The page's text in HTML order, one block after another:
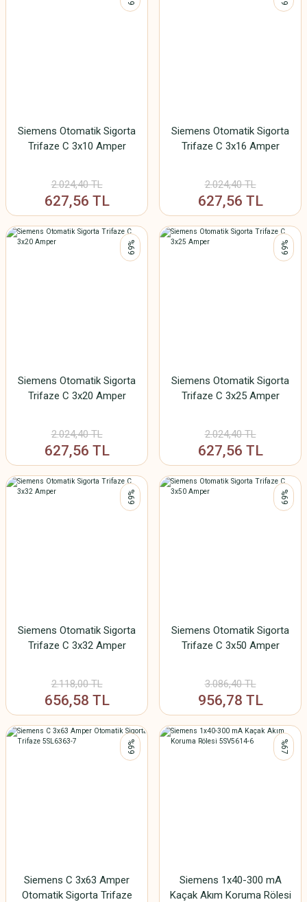
Siemens Otomatik Sigorta
Trifaze C 3x10 Amper
2.024,40 TL
627,56 TL
Siemens Otomatik Sigorta
Trifaze C 3x16 Amper
2.024,40 TL
627,56 TL
%69
Siemens Otomatik Sigorta
Trifaze C 3x20 Amper
2.024,40 TL
627,56 TL
%69
Siemens Otomatik Sigorta
Trifaze C 3x25 Amper
2.024,40 TL
627,56 TL
%69
Siemens Otomatik Sigorta
Trifaze C 3x32 Amper
2.118,00 TL
656,58 TL
%69
Siemens Otomatik Sigorta
Trifaze C 3x50 Amper
3.086,40 TL
956,78 TL
%69
Siemens C 3x63 Amper
Otomatik Sigorta Trifaze
%67
Siemens 1x40-300 mA
Kaçak Akım Koruma Rölesi